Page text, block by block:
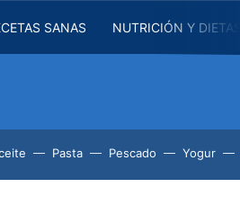
SANAS NUTRICIÓN Y
Pasta Pescado Yogur